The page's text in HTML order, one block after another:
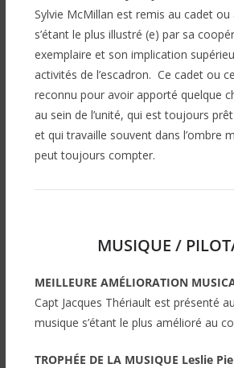
Sylvie McMillan est remis au cadet ou
s’étant le plus illustré (e) par sa
exemplaire et son implication
activités de l’escadron. Ce cadet ou
reconnu pour avoir apporté quelque
au sein de l’unité, qui est toujours
et qui travaille souvent dans l’ombre
peut toujours compter.
MUSIQUE /
MEILLEURE AMÉLIORATION
Capt Jacques Thériault est présenté
musique s’étant le plus amélioré au
TROPHÉE DE LA MUSIQUE Leslie